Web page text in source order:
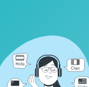
из-за
регулярно
подъездах к
продукты в
О том, как